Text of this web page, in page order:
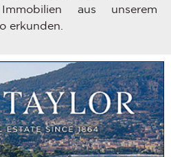
aus unserem
erkunden.